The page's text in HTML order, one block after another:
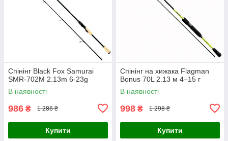
Спінінг Black Fox Samurai
SMR-702M 2.13m 6-23g
В наявності
986 ₴ 1 286 ₴
Купити
Спінінг на хижака Flagman
Bonus 70L 2.13 м 4–15 г
В наявності
998 ₴ 1 298 ₴
Купити